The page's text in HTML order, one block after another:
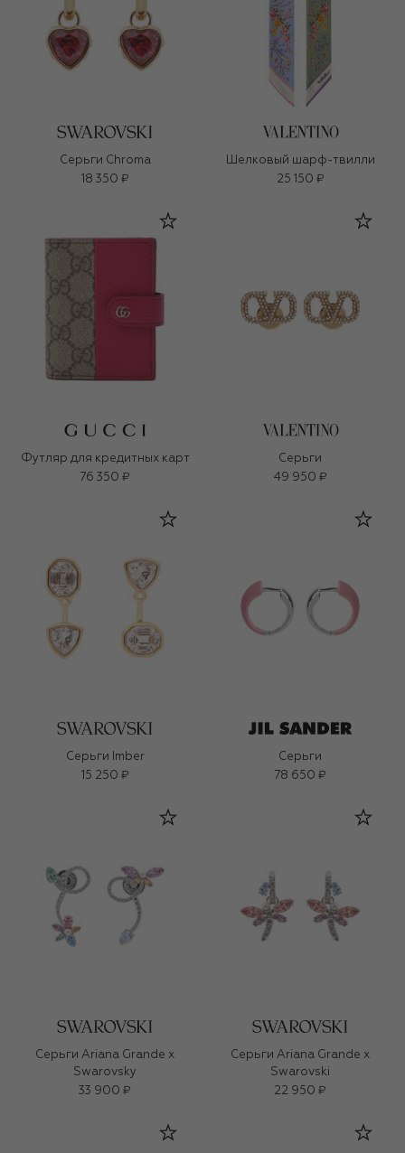
Серьги Chroma
18 350 ₽
Шелковый шарф-твилли
25 150 ₽
Футляр для кредитных карт
76 350 ₽
Серьги
49 950 ₽
Серьги Imber
15 250 ₽
Серьги
78 650 ₽
Серьги Ariana Grande x
Swarovsky
33 900 ₽
Серьги Ariana Grande x
Swarovski
22 950 ₽